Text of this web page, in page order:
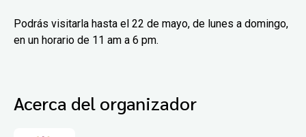
Podrás visitarla hasta el 22 de mayo, de lunes a domingo,
en un horario de 11 am a 6 pm.
Acerca del organizador